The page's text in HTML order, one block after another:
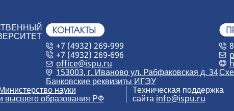
+7 (4932) 269-999
+7 (4932) 269-696
office@ispu.ru
153003, г. Иваново ул. Рабфаковская д. 34
Банковские реквизиты ИГЭУ
науки
высшего образования РФ
Техническая поддержка
сайта info@ispu.ru